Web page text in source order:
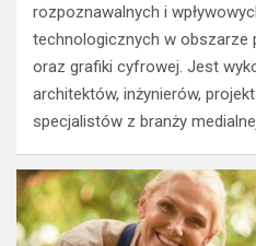
rozpoznawalnych i
technologicznych w obszarze
oraz grafiki cyfrowej. Jest
architektów, inżynierów,
specjalistów z branży